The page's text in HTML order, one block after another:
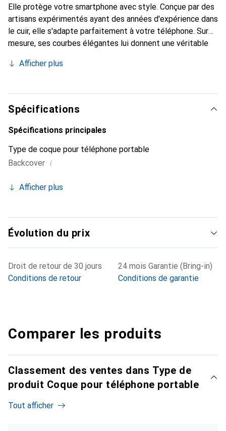
Elle protège votre smartphone avec style. Conçue par des
artisans expérimentés ayant des années d'expérience dans
le cuir, elle s'adapte parfaitement à votre téléphone. Sur
mesure, ses courbes élégantes lui donnent une véritable
indispensable pour votre smartphone. Reconnu
marque Noreve est un choix fiable pour une clientèle
exigeante.
Afficher plus
Spécifications
Spécifications principales
Type de coque pour téléphone portable
Backcover i
Afficher plus
Évolution du prix
Droit de retour de 30 jours
Conditions de retour
24 mois Garantie (Bring-in)
Conditions de garantie
Comparer les produits
Classement des ventes dans Type de
produit Coque pour téléphone portable
Tout afficher